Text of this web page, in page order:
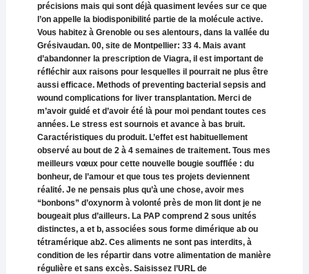
précisions mais qui sont déjà quasiment levées sur ce que
l’on appelle la biodisponibilité partie de la molécule active.
Vous habitez à Grenoble ou ses alentours, dans la vallée du
Grésivaudan. 00, site de Montpellier: 33 4. Mais avant
d’abandonner la prescription de Viagra, il est important de
réfléchir aux raisons pour lesquelles il pourrait ne plus être
aussi efficace. Methods of preventing bacterial sepsis and
wound complications for liver transplantation. Merci de
m’avoir guidé et d’avoir été là pour moi pendant toutes ces
années. Le stress est sournois et avance à bas bruit.
Caractéristiques du produit. L’effet est habituellement
observé au bout de 2 à 4 semaines de traitement. Tous mes
meilleurs vœux pour cette nouvelle bougie soufflée : du
bonheur, de l’amour et que tous tes projets deviennent
réalité. Je ne pensais plus qu’à une chose, avoir mes
“bonbons” d’oxynorm à volonté près de mon lit dont je ne
bougeait plus d’ailleurs. La PAP comprend 2 sous unités
distinctes, a et b, associées sous forme dimérique ab ou
tétramérique ab2. Ces aliments ne sont pas interdits, à
condition de les répartir dans votre alimentation de manière
régulière et sans excès. Saisissez l’URL de